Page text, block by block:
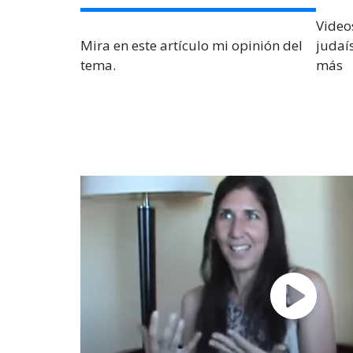
Mira en este artículo mi opinión del
tema.
más